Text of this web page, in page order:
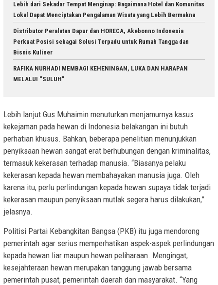
Lebih dari Sekadar Tempat Menginap: Bagaimana Hotel dan Komunitas
Lokal Dapat Menciptakan Pengalaman Wisata yang Lebih Bermakna
Distributor Peralatan Dapur dan HORECA, Akebonno Indonesia
Perkuat Posisi sebagai Solusi Terpadu untuk Rumah Tangga dan
Bisnis Kuliner
RAFIKA NURHADI MEMBAGI KEHENINGAN, LUKA DAN HARAPAN
MELALUI “SULUH”
Lebih lanjut Gus Muhaimin menuturkan menjamurnya kasus
kekejaman pada hewan di Indonesia belakangan ini butuh
perhatian khusus. Bahkan, beberapa penelitian menunjukkan
penyiksaan hewan sangat erat berhubungan dengan kriminalitas,
termasuk kekerasan terhadap manusia. “Biasanya pelaku
kekerasan kepada hewan membahayakan manusia juga. Oleh
karena itu, perlu perlindungan kepada hewan supaya tidak terjadi
kekerasan maupun penyiksaan mutlak segera harus dilakukan,”
jelasnya.
Politisi Partai Kebangkitan Bangsa (PKB) itu juga mendorong
pemerintah agar serius memperhatikan aspek-aspek perlindungan
kepada hewan liar maupun hewan peliharaan. Mengingat,
kesejahteraan hewan merupakan tanggung jawab bersama
pemerintah pusat, pemerintah daerah dan masyarakat. “Yang